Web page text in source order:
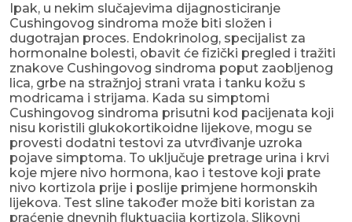
Ipak, u nekim slučajevima dijagnosticiranje
Cushingovog sindroma može biti složen i
dugotrajan proces. Endokrinolog, specijalist za
hormonalne bolesti, obavit će fizički pregled i tražiti
znakove Cushingovog sindroma poput zaobljenog
lica, grbe na stražnjoj strani vrata i tanku kožu s
modricama i strijama. Kada su simptomi
Cushingovog sindroma prisutni kod pacijenata koji
nisu koristili glukokortikoidne lijekove, mogu se
provesti dodatni testovi za utvrđivanje uzroka
pojave simptoma. To uključuje pretrage urina i krvi
koje mjere nivo hormona, kao i testove koji prate
nivo kortizola prije i poslije primjene hormonskih
lijekova. Test sline također može biti koristan za
praćenje dnevnih fluktuacija kortizola. Slikovni